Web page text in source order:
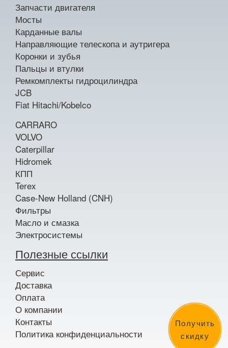
Получить
скидку
Запчасти двигателя
Мосты
Карданные валы
Направляющие телескопа и аутригера
Коронки и зубья
Пальцы и втулки
Ремкомплекты гидроцилиндра
JCB
Fiat Hitachi/Kobelco
CARRARO
VOLVO
Caterpillar
Hidromek
КПП
Terex
Case-New Holland (CNH)
Фильтры
Масло и смазка
Электросистемы
Полезные ссылки
Сервис
Доставка
Оплата
О компании
Контакты
Политика конфиденциальности